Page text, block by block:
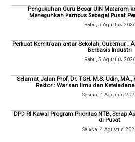
Pengukuhan Guru Besar UIN Mataram
Meneguhkan Kampus Sebagai Pusat
Rabu, 5 Agustus 2026
Perkuat Kemitraan antar Sekolah, Gubernur :
Berbasis Industri
Rabu, 5 Agustus 2026
Selamat Jalan Prof. Dr. TGH. M.S. Udin,
Rektor : Warisan Ilmu dan
Selasa, 4 Agustus
DPD RI Kawal Program Prioritas NTB, Serap
di Pusat
Selasa, 4 Agustus